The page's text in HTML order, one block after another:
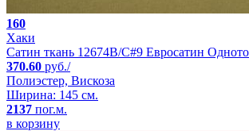
160
Хаки
Сатин ткань 12674B/C#9 Евросатин
370.60 руб./
Полиэстер, Вискоза
Ширина: 145 см.
2137 пог.м.
в корзину